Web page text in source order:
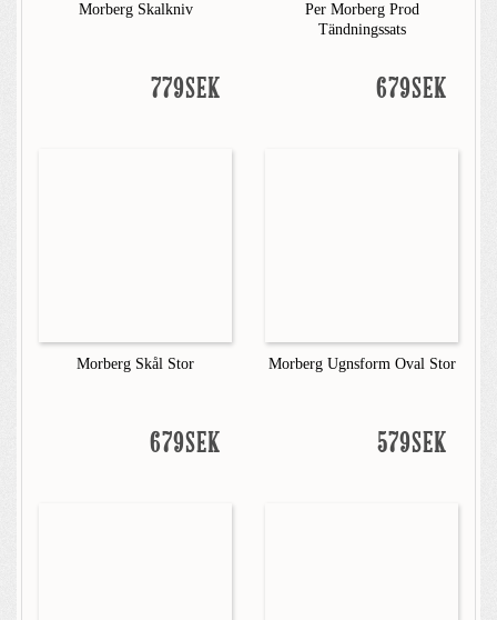
Morberg Skalkniv
779SEK
Per Morberg Prod
Tändningssats
679SEK
Morberg Skål Stor
679SEK
Morberg Ugnsform Oval Stor
579SEK